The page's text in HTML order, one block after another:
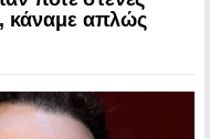
κάναμε απλώς